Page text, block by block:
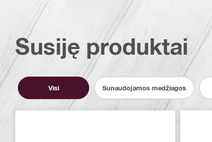
Susiję produktai
Visi Sunaudojamos medžiagos